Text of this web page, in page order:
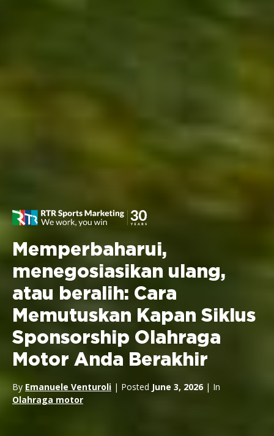
Memperbaharui,
menegosiasikan ulang,
atau beralih: Cara
Memutuskan Kapan Siklus
Sponsorship Olahraga
Motor Anda Berakhir
By Emanuele Venturoli | Posted June 3, 2026| In
Olahraga motor